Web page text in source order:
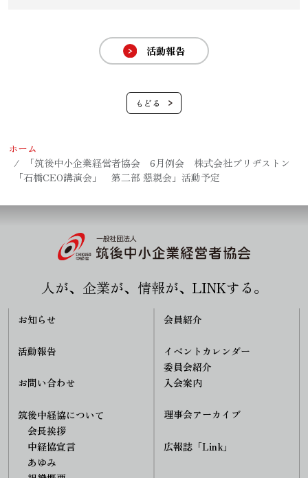
活動報告
ホーム
「筑後中小企業経営者協会 6月例会 株式会社ブリヂストン
「石橋CEO講演会」 第二部 懇親会」活動予定
人が、企業が、情報が、LINKする。
お知らせ
活動報告
お問い合わせ
筑後中経協について
会長挨拶
中経協宣言
あゆみ
会員紹介
イベントカレンダー
委員会紹介
入会案内
理事会アーカイブ
広報誌「Link」